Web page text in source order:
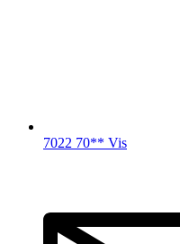
7022 70** Vis